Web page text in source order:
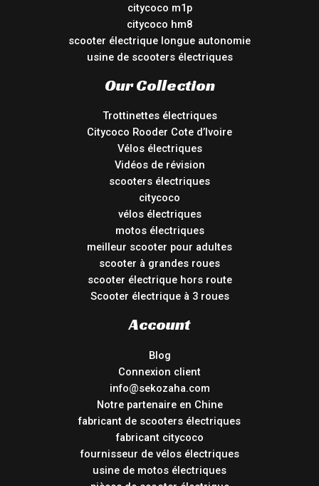
citycoco m1p
citycoco hm8
scooter électrique longue autonomie
usine de scooters électriques
Our Collection
Trottinettes électriques
Citycoco Rooder Cote d’Ivoire
Vélos électriques
Vidéos de révision
scooters électriques
citycoco
vélos électriques
motos électriques
meilleur scooter pour adultes
scooter à grandes roues
scooter électrique hors route
Scooter électrique à 3 roues
Account
Blog
Connexion client
info@sekozaha.com
Notre partenaire en Chine
fabricant de scooters électriques
fabricant citycoco
fournisseur de vélos électriques
usine de motos électriques